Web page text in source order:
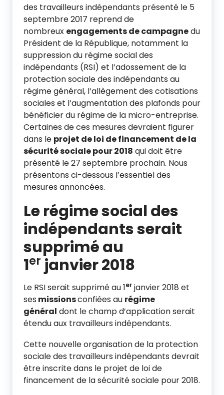
des travailleurs indépendants présenté le 5
septembre 2017 reprend de
nombreux engagements de campagnedu
Président de la République, notamment la
suppression du régime social des
indépendants (RSI) et l’adossement de la
protection sociale des indépendants au
régime général, l’allègement des cotisations
sociales et l’augmentation des plafonds pour
bénéficier du régime de la micro-entreprise.
Certaines de ces mesures devraient figurer
dans le projet de loi de financement de la
sécurité sociale pour 2018 qui doit être
présenté le 27 septembre prochain. Nous
présentons ci-dessous l’essentiel des
mesures annoncées.
Le régime social des
indépendants serait
supprimé au
1er janvier 2018
Le RSI serait supprimé au 1er janvier 2018 et
ses missionsconfiées au régime
général dont le champ d’application serait
étendu aux travailleurs indépendants.
Cette nouvelle organisation de la protection
sociale des travailleurs indépendants devrait
être inscrite dans le projet de loi de
financement de la sécurité sociale pour 2018.